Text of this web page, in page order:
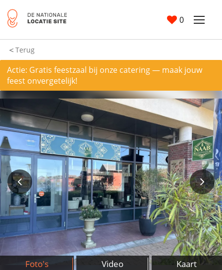
0
Terug
Actie: Gratis feestzaal bij onze catering — maak jouw
feest onvergetelijk!
Foto's Video Kaart